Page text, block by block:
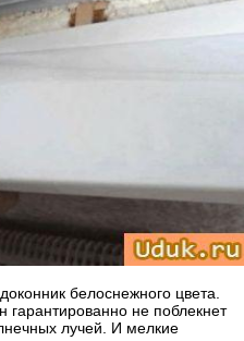
белоснежного цвета.
гарантированно не поблекнет
лучей. И мелкие